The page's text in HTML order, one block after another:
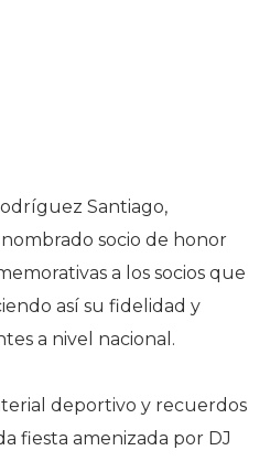
Santiago,
socio de honor
a los socios que
así su fidelidad y
a nivel nacional.
deportivo y recuerdos
fiesta amenizada por DJ